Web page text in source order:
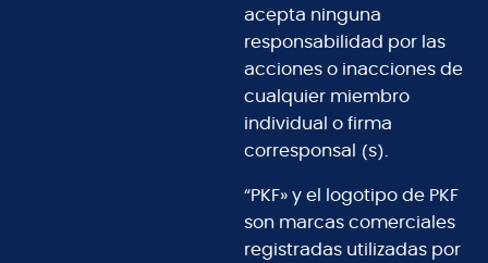
acepta ninguna
responsabilidad por las
acciones o inacciones de
cualquier miembro
individual o firma
corresponsal (s).
“PKF» y el logotipo de PKF
son marcas comerciales
registradas utilizadas por